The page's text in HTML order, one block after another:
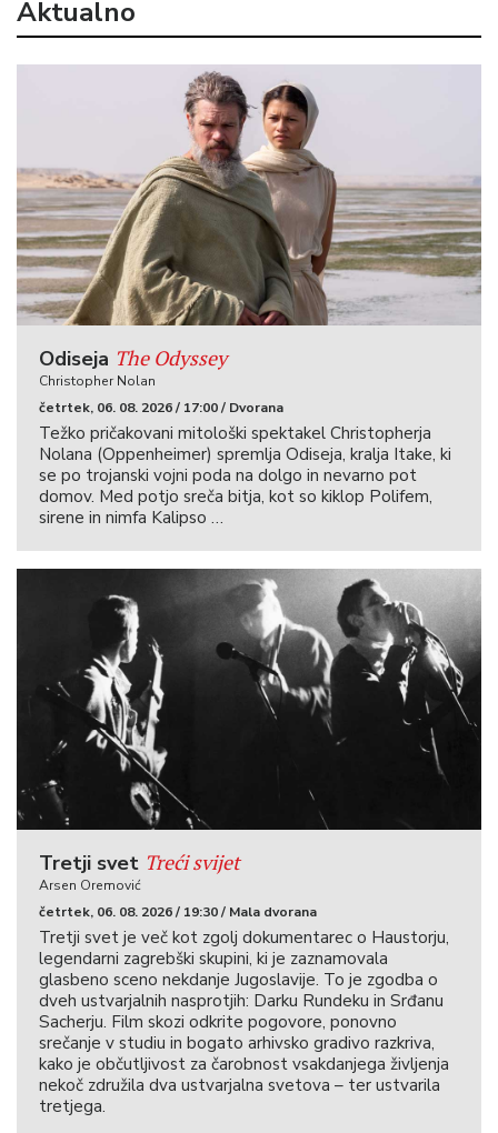
Aktualno
Odiseja The Odyssey
Christopher Nolan
četrtek, 06. 08. 2026 / 17:00 / Dvorana
Težko pričakovani mitološki spektakel Christopherja
Nolana (Oppenheimer) spremlja Odiseja, kralja Itake, ki
se po trojanski vojni poda na dolgo in nevarno pot
domov. Med potjo sreča bitja, kot so kiklop Polifem,
sirene in nimfa Kalipso …
Tretji svet Treći svijet
Arsen Oremović
četrtek, 06. 08. 2026 / 19:30 / Mala dvorana
Tretji svet je več kot zgolj dokumentarec o Haustorju,
legendarni zagrebški skupini, ki je zaznamovala
glasbeno sceno nekdanje Jugoslavije. To je zgodba o
dveh ustvarjalnih nasprotjih: Darku Rundeku in Srđanu
Sacherju. Film skozi odkrite pogovore, ponovno
srečanje v studiu in bogato arhivsko gradivo razkriva,
kako je občutljivost za čarobnost vsakdanjega življenja
nekoč združila dva ustvarjalna svetova – ter ustvarila
tretjega.